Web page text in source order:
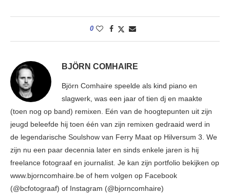
0
BJÖRN COMHAIRE
Björn Comhaire speelde als kind piano en
slagwerk, was een jaar of tien dj en maakte
(toen nog op band) remixen. Eén van de hoogtepunten uit zijn
jeugd beleefde hij toen één van zijn remixen gedraaid werd in
de legendarische Soulshow van Ferry Maat op Hilversum 3. We
zijn nu een paar decennia later en sinds enkele jaren is hij
freelance fotograaf en journalist. Je kan zijn portfolio bekijken op
www.bjorncomhaire.be of hem volgen op Facebook
(@bcfotograaf) of Instagram (@bjorncomhaire)